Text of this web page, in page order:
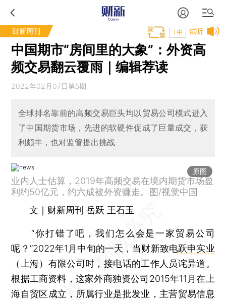
财新周刊 试听
T中
中国期市“房间里的大象”：外资高
频交易翻云覆雨｜编辑荐读
2022年02月07日第5期
全球排名靠前的高频交易巨头均以贸易公司模式进入
了中国期货市场，先进的软硬件促成了巨量成交，获
利颇丰，也对监管提出挑战
原图
业内人士估算，2019年高频交易在境内期货市场盈
利约50亿元，约六成被外资赚走。图/视觉中国
文｜财新周刊 岳跃 王石玉
“你打错了吧，我们怎么会是一家贸易公司
呢？”2022年1月中旬的一天，当财新致电跃申实业
（上海）有限公司 时，接电话的工作人员诧异道。
根据工商资料，这家外商独资公司2015年11月在上
海自贸区成立，所属行业是批发业，主营贸易信息